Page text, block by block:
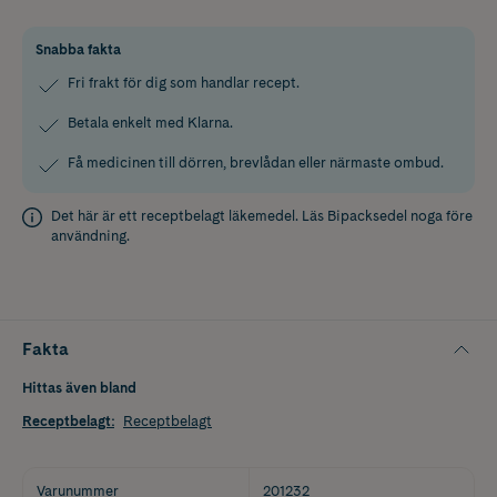
Snabba fakta
Fri frakt för dig som handlar recept.
Betala enkelt med Klarna.
Få medicinen till dörren, brevlådan eller närmaste ombud.
Det här är ett receptbelagt läkemedel. Läs Bipacksedel noga före
användning.
Fakta
Hittas även bland
Receptbelagt: Receptbelagt
Varunummer 201232